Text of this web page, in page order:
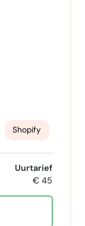
Shopify
Uurtarief
€ 45